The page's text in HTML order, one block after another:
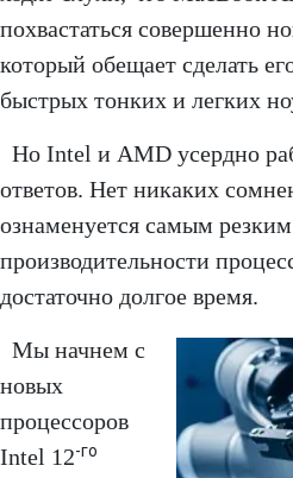
похвастаться совершенно
который обещает сделать
быстрых тонких и легких
Но Intel и AMD усердно
ответов. Нет никаких
ознаменуется самым
производительности
достаточно долгое время.
Мы начнем с
новых
процессоров
Intel 12-го